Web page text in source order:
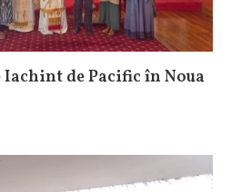
de Pacific în Noua